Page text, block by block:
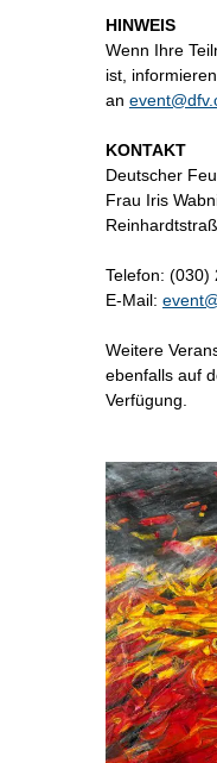
HINWEIS
Wenn Ihre
ist,
an
KONTAKT
Deutscher
Frau Iris
Telefon: (030)
E-Mail:
Weitere
ebenfalls auf
Verfügung.